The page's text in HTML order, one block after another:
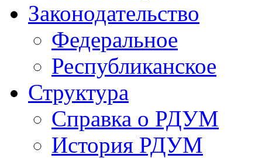
Законодательство
Федеральное
Республиканское
Структура
Справка о РДУМ
История РДУМ